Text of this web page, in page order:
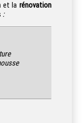
et la rénovation
: